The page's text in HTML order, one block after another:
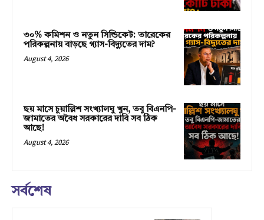
৩০% কমিশন ও নতুন সিন্ডিকেট: তারেকের
পরিকল্পনায় বাড়ছে গ্যাস-বিদ্যুতের দাম?
August 4, 2026
ছয় মাসে চুয়াল্লিশ সংখ্যালঘু খুন, তবু বিএনপি-
জামাতের অবৈধ সরকারের দাবি সব ঠিক
আছে!
August 4, 2026
সর্বশেষ